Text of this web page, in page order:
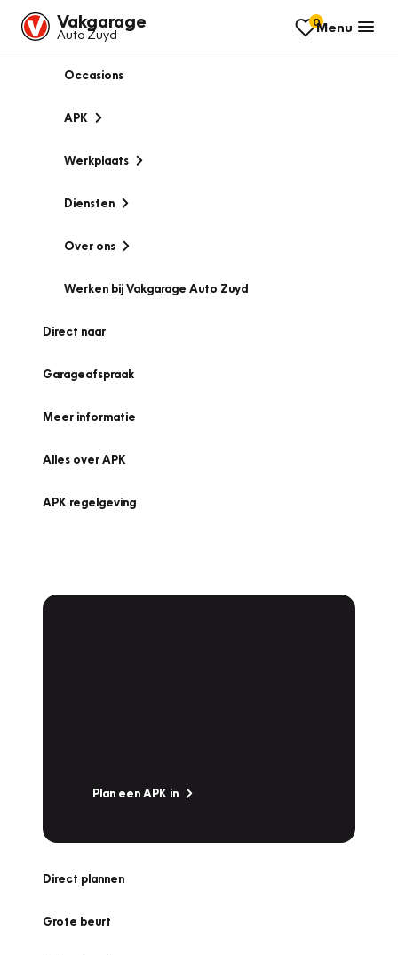
Vakgarage
Auto Zuyd
0Menu
Occasions
APK
Werkplaats
Diensten
Over ons
Werken bij Vakgarage Auto Zuyd
Direct naar
Garageafspraak
Meer informatie
Alles over APK
APK regelgeving
Plan een APK in
Direct plannen
Grote beurt